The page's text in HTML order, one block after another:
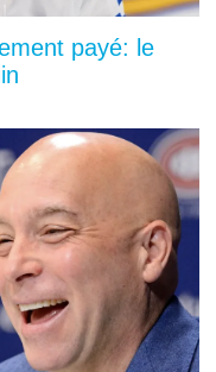
payé: le